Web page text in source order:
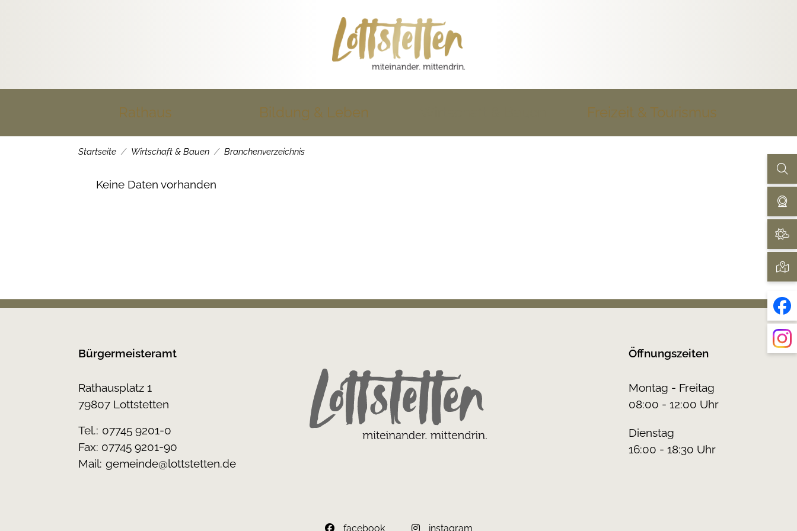
Rathaus Bildung & Leben Freizeit & Tourismus
Startseite Wirtschaft & Bauen Branchenverzeichnis
Keine Daten vorhanden
Bürgermeisteramt
Rathausplatz 1
79807 Lottstetten
Tel.: 07745 9201-0
Fax: 07745 9201-90
Mail: gemeinde@lottstetten.de
Öffnungszeiten
Montag - Freitag
08:00 - 12:00 Uhr
Dienstag
16:00 - 18:30 Uhr
facebook instagram